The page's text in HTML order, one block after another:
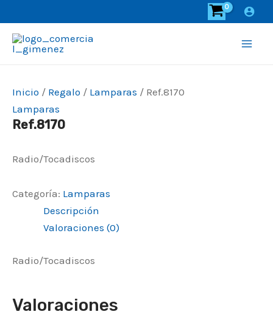
al
contenido
Inicio / Regalo / Lamparas / Ref.8170
Lamparas
Ref.8170
Radio/Tocadiscos
Categoría: Lamparas
Descripción
Valoraciones (0)
Radio/Tocadiscos
Valoraciones